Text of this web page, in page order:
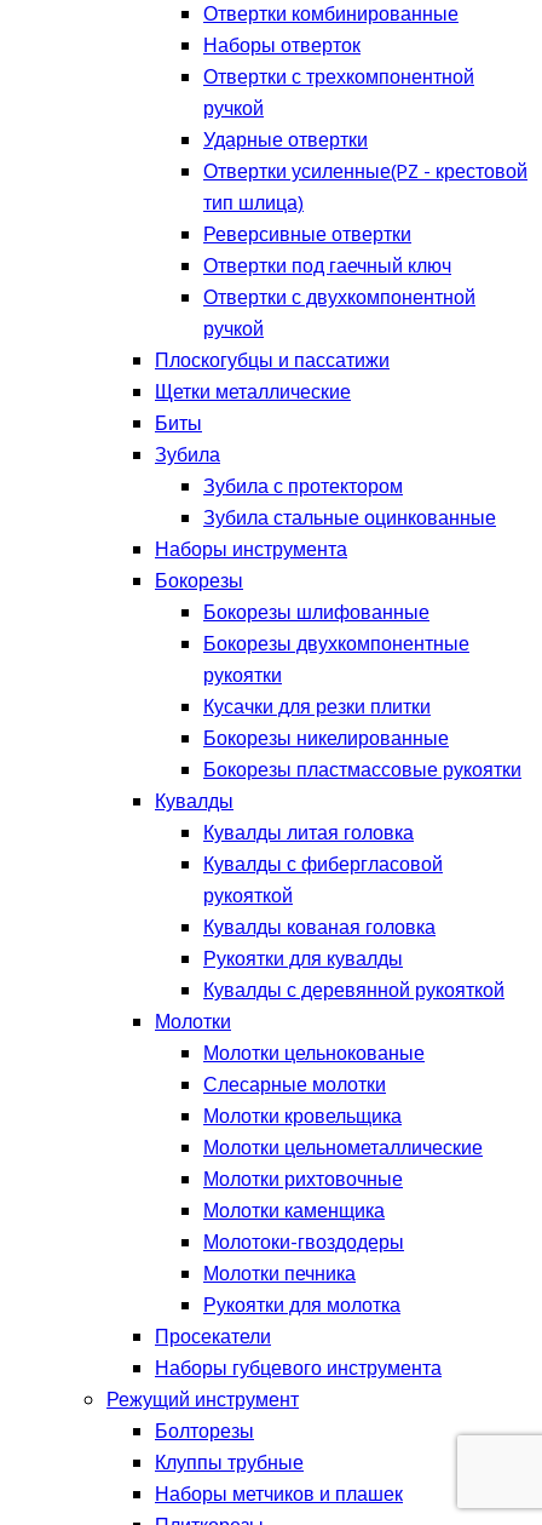
Отвертки комбинированные
Наборы отверток
Отвертки с трехкомпонентной
ручкой
Ударные отвертки
Отвертки усиленные(PZ - крестовой
тип шлица)
Реверсивные отвертки
Отвертки под гаечный ключ
Отвертки с двухкомпонентной
ручкой
Плоскогубцы и пассатижи
Щетки металлические
Биты
Зубила
Зубила с протектором
Зубила стальные оцинкованные
Наборы инструмента
Бокорезы
Бокорезы шлифованные
Бокорезы двухкомпонентные
рукоятки
Кусачки для резки плитки
Бокорезы никелированные
Бокорезы пластмассовые рукоятки
Кувалды
Кувалды литая головка
Кувалды с фибергласовой
рукояткой
Кувалды кованая головка
Рукоятки для кувалды
Кувалды с деревянной рукояткой
Молотки
Молотки цельнокованые
Слесарные молотки
Молотки кровельщика
Молотки цельнометаллические
Молотки рихтовочные
Молотки каменщика
Молотоки-гвоздодеры
Молотки печника
Рукоятки для молотка
Просекатели
Наборы губцевого инструмента
Режущий инструмент
Болторезы
Клуппы трубные
Наборы метчиков и плашек